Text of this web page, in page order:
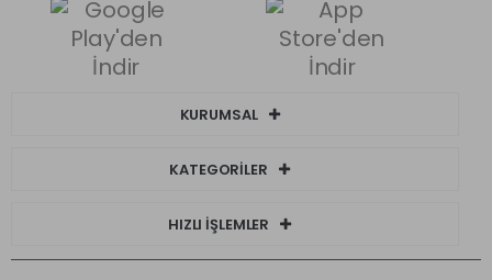
KURUMSAL
KATEGORİLER
HIZLI İŞLEMLER